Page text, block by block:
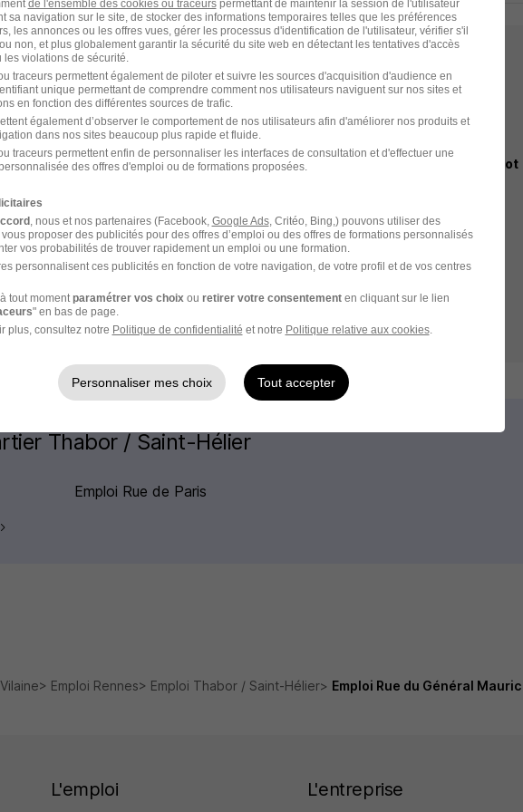
recherche dès leur
les CGU
et déclarez
des données du
Élargissez votre recherche
Emploi Rue du Général Maurice Guillaudot
Emploi Thabor / Saint-Hélier
Thabor / Saint-Hélier
Emploi Rue de Paris
Emploi Rennes Emploi Thabor / Saint-Hélier Emploi Rue du Général
L'emploi L'entreprise
de l'ensemble des cookies ou traceurspermettant de maintenir la session de l'utilisateur
sa navigation sur le site, de stocker des informations temporaires telles que les préférences
les annonces ou les offres vues, gérer les processus d'identification de l'utilisateur, vérifier s'il
non, et plus globalement garantir la sécurité du site web en détectant les tentatives d'accès
les violations de sécurité.
traceurs permettent également de piloter et suivre les sources d'acquisition d'audience en
unique permettant de comprendre comment nos utilisateurs naviguent sur nos sites et
en fonction des différentes sources de trafic.
également d’observer le comportement de nos utilisateurs afin d'améliorer nos produits et
dans nos sites beaucoup plus rapide et fluide.
traceurs permettent enfin de personnaliser les interfaces de consultation et d'effectuer une
des offres d'emploi ou de formations proposées.
, nous et nos partenaires (Facebook, Google Ads, Critéo, Bing,) pouvons utiliser des
proposer des publicités pour des offres d’emploi ou des offres de formations personnalisés
vos probabilités de trouver rapidement un emploi ou une formation.
personnalisent ces publicités en fonction de votre navigation, de votre profil et de vos centres
tout momentparamétrer vos choixou retirer votre consentementen cliquant sur le lien
" en bas de page.
plus, consultez notre Politique de confidentialité et notre Politique relative aux cookies.
Personnaliser mes choix Tout accepter